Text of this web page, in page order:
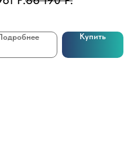
Купить